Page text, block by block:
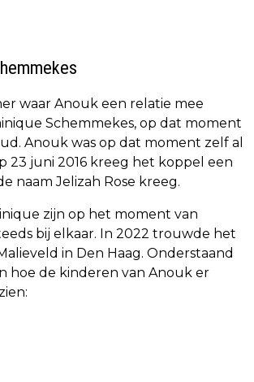
waar Anouk een relatie mee
Schemmekes, op dat moment
Anouk was op dat moment zelf al
23 juni 2016 kreeg het koppel een
naam Jelizah Rose kreeg.
zijn op het moment van
bij elkaar. In 2022 trouwde het
in Den Haag. Onderstaand
hoe de kinderen van Anouk er